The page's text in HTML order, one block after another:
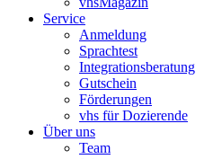
Service
Anmeldung
Sprachtest
Integrationsberatung
Gutschein
Förderungen
vhs für Dozierende
Über uns
Team